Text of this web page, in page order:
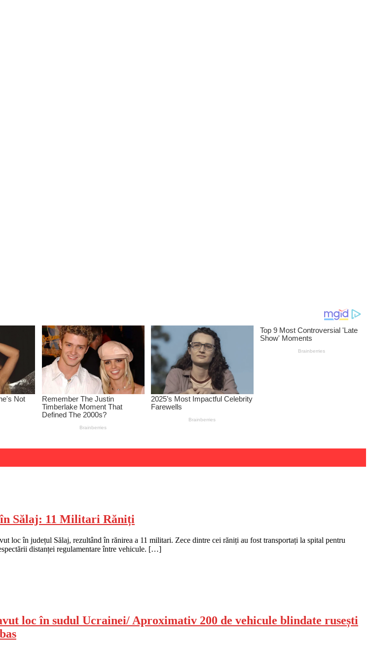
Sălaj: 11 Militari Răniți
loc în județul Sălaj, rezultând în rănirea a 11 militari. Zece dintre cei răniți au fost transportați la spital pentru
distanței regulamentare între vehicule. […]
loc în sudul Ucrainei/ Aproximativ 200 de vehicule blindate rusești